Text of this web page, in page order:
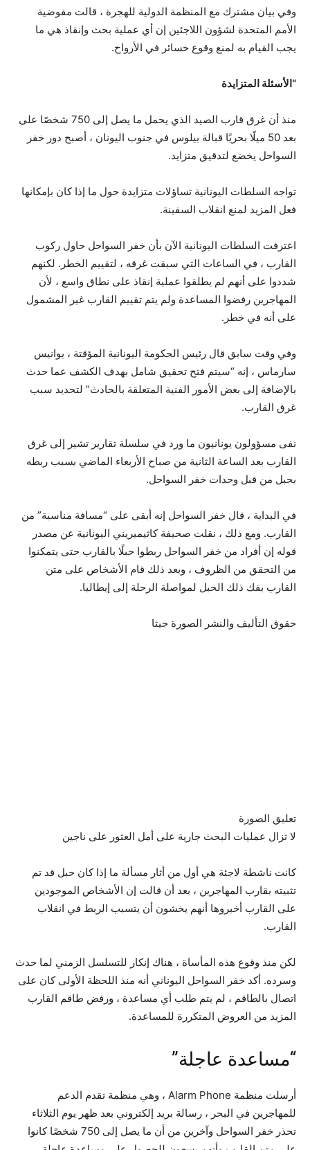
وفي بيان مشترك مع المنظمة الدولية للهجرة ، قالت مفوضية
الأمم المتحدة لشؤون اللاجئين إن أي عملية بحث وإنقاذ هي ما
يجب القيام به لمنع وقوع خسائر في الأرواح.
“ الأسئلة المتزايدة
منذ أن غرق قارب الصيد الذي يحمل ما يصل إلى 750 شخصًا على
بعد 50 ميلًا بحريًا قبالة بيلوس في جنوب اليونان ، أصبح دور خفر
السواحل يخضع لتدقيق متزايد.
تواجه السلطات اليونانية تساؤلات متزايدة حول ما إذا كان بإمكانها
فعل المزيد لمنع انقلاب السفينة.
اعترفت السلطات اليونانية الآن بأن خفر السواحل حاول ركوب
القارب ، في الساعات التي سبقت غرقه ، لتقييم الخطر. لكنهم
شددوا على أنهم لم يطلقوا عملية إنقاذ على نطاق واسع ، لأن
المهاجرين رفضوا المساعدة ولم يتم تقييم القارب غير المشمول
على أنه في خطر.
وفي وقت سابق قال رئيس الحكومة اليونانية المؤقتة ، يوانيس
سارماس ، إنه “سيتم فتح تحقيق شامل بهدف الكشف عما حدث
بالإضافة إلى بعض الأمور الفنية المتعلقة بالحادث” لتحديد سبب
غرق القارب.
نفى مسؤولون يونانيون ما ورد في سلسلة تقارير تشير إلى غرق
القارب بعد الساعة الثانية من صباح الأربعاء الماضي بسبب ربطه
بحبل من قبل وحدات خفر السواحل.
في البداية ، قال خفر السواحل إنه أبقى على “مسافة مناسبة” من
القارب. ومع ذلك ، نقلت صحيفة كاثيميريني اليونانية عن مصدر
قوله إن أفراد من خفر السواحل ربطوا حبلًا بالقارب حتى يتمكنوا
من التحقق من الظروف ، وبعد ذلك قام الأشخاص على متن
القارب بفك ذلك الحبل لمواصلة الرحلة إلى إيطاليا.
حقوق التأليف والنشر الصورة جيثا
تعليق الصورة
لا تزال عمليات البحث جارية على أمل العثور على ناجين
كانت ناشطة لاجئة هي أول من أثار مسألة ما إذا كان حبل قد تم
تثبيته بقارب المهاجرين ، بعد أن قالت إن الأشخاص الموجودين
على القارب أخبروها أنهم يخشون أن يتسبب الربط في انقلاب
القارب.
لكن منذ وقوع هذه المأساة ، هناك إنكار للتسلسل الزمني لما حدث
وسرده. أكد خفر السواحل اليوناني أنه منذ اللحظة الأولى كان على
اتصال بالطاقم ، لم يتم طلب أي مساعدة ، ورفض طاقم القارب
المزيد من العروض المتكررة للمساعدة.
“مساعدة عاجلة”
أرسلت منظمة Alarm Phone ، وهي منظمة تقدم الدعم
للمهاجرين في البحر ، رسالة بريد إلكتروني بعد ظهر يوم الثلاثاء
تحذر خفر السواحل وآخرين من أن ما يصل إلى 750 شخصًا كانوا